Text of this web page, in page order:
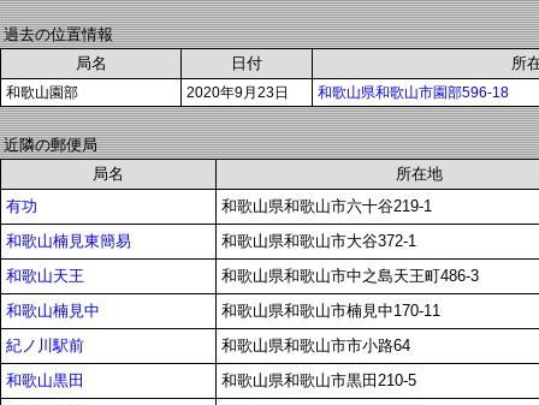
過去の位置情報
局名
日付 所
和歌山園部 2020年9月23日 和歌山県和歌山市園部596-18
近隣の郵便局
局名
所在地
有功
和歌山県和歌山市六十谷219-1
和歌山楠見東簡易
和歌山県和歌山市大谷372-1
和歌山天王
和歌山県和歌山市中之島天王町486-3
和歌山楠見中
和歌山県和歌山市楠見中170-11
紀ノ川駅前
和歌山県和歌山市市小路64
和歌山黒田
和歌山県和歌山市黒田210-5